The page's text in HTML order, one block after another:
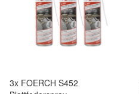
3x FOERCH S452